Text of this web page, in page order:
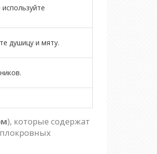
душицу и мяту.
), которые содержат